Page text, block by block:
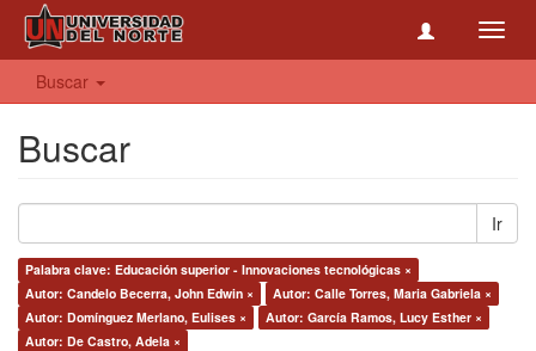
Buscar
Buscar
Ir
Palabra clave: Educación superior - Innovaciones tecnológicas ×
Autor: Candelo Becerra, John Edwin ×
Autor: Calle Torres, Maria Gabriela ×
Autor: Domínguez Merlano, Eulises ×
Autor: García Ramos, Lucy Esther ×
Autor: De Castro, Adela ×